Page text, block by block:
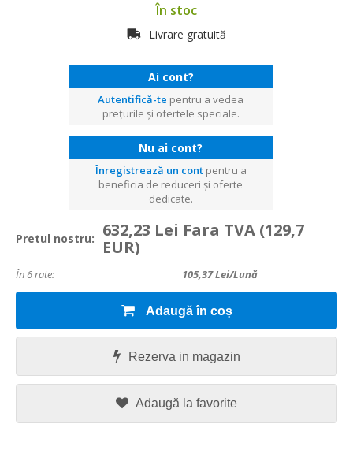
În stoc
Livrare gratuită
Ai cont?
Autentifică-te pentru a vedea
prețurile și ofertele speciale.
Nu ai cont?
Înregistrează un contpentru a
beneficia de reduceri și oferte
dedicate.
Pretul nostru: 632,23 Lei Fara TVA (129,7
EUR)
În 6 rate: 105,37Lei/lună
Adaugă în coș
Rezerva in magazin
Adaugă la favorite